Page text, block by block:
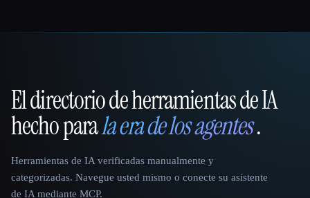
That AI Collection
El directorio de herramientas de IA
hecho parala era de los agentes.
Herramientas de IA verificadas manualmente y
categorizadas. Navegue usted mismo o conecte su asistente
de IA mediante MCP.